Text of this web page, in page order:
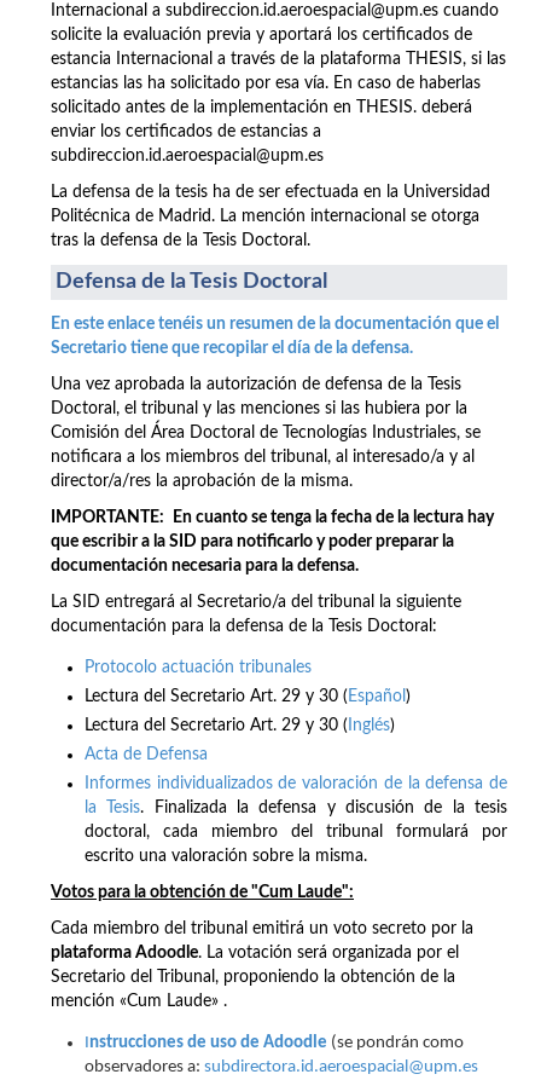
Internacional a subdireccion.id.aeroespacial@upm.es cuando
solicite la evaluación previa y aportará los certificados de
estancia Internacional a través de la plataforma THESIS, si las
estancias las ha solicitado por esa vía. En caso de haberlas
solicitado antes de la implementación en THESIS. deberá
enviar los certificados de estancias a
subdireccion.id.aeroespacial@upm.es
La defensa de la tesis ha de ser efectuada en la Universidad
Politécnica de Madrid. La mención internacional se otorga
tras la defensa de la Tesis Doctoral.
Defensa de la Tesis Doctoral
En este enlace tenéis un resumen de la documentación que el
Secretario tiene que recopilar el día de la defensa.
Una vez aprobada la autorización de defensa de la Tesis
Doctoral, el tribunal y las menciones si las hubiera por la
Comisión del Área Doctoral de Tecnologías Industriales, se
notificara a los miembros del tribunal, al interesado/a y al
director/a/res la aprobación de la misma.
IMPORTANTE:
En cuanto se tenga la fecha de la lectura hay
que escribir a la SID para notificarlo y poder preparar la
documentación necesaria para la defensa.
La SID entregará al Secretario/a del tribunal la siguiente
documentación para la defensa de la Tesis Doctoral:
Protocolo actuación tribunales
Lectura del Secretario Art. 29 y 30 ( Español )
Lectura del Secretario Art. 29 y 30 ( Inglés)
Acta de Defensa
Informes individualizados de valoración de la defensa de
la Tesis. Finalizada la defensa y discusión de la tesis
doctoral, cada miembro del tribunal formulará por
escrito una valoración sobre la misma.
Votos para la obtención de "Cum Laude":
Cada miembro del tribunal emitirá un voto secreto por la
plataforma Adoodle. La votación será organizada por el
Secretario del Tribunal, proponiendo la obtención de la
mención «Cum Laude» .
nstrucciones de uso de Adoodle (se pondrán como
observadores a: subdirectora.id.aeroespacial@upm.es